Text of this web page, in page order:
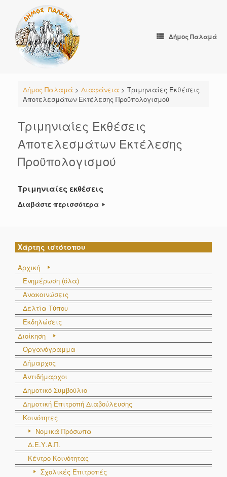
content
Δήμος Παλαμά
Δήμος Παλαμά > Διαφάνεια > Τριμηνιαίες Εκθέσεις
Αποτελεσμάτων Εκτέλεσης Προϋπολογισμού
Τριμηνιαίες Εκθέσεις
Αποτελεσμάτων Εκτέλεσης
Προϋπολογισμού
Τριμηνιαίες εκθέσεις
Διαβάστε περισσότερα
Χάρτης ιστότοπου
Αρχική
Ενημέρωση (όλα)
Ανακοινώσεις
Δελτία Τύπου
Εκδηλώσεις
Διοίκηση
Οργανόγραμμα
Δήμαρχος
Αντιδήμαρχοι
Δημοτικό Συμβούλιο
Δημοτική Επιτροπή Διαβούλευσης
Κοινότητες
Νομικά Πρόσωπα
Δ.Ε.Υ.Α.Π.
Κέντρο Κοινότητας
Σχολικές Επιτροπές